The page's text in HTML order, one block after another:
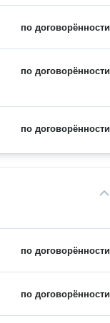
по договорённости
по договорённости
по договорённости
по договорённости
по договорённости